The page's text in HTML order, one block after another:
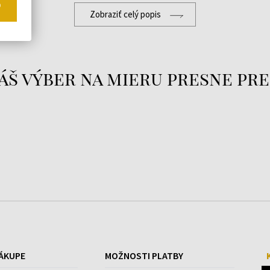
Zobraziť celý popis
výber na mieru presne pre
MOŽNOSTI PLATBY